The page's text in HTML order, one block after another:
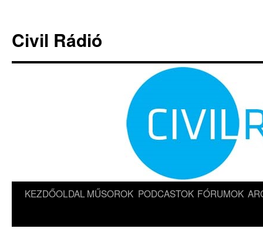
tartalomba
Civil Rádió
KEZDŐOLDAL MŰSOROK PODCASTOK FÓRUMOK